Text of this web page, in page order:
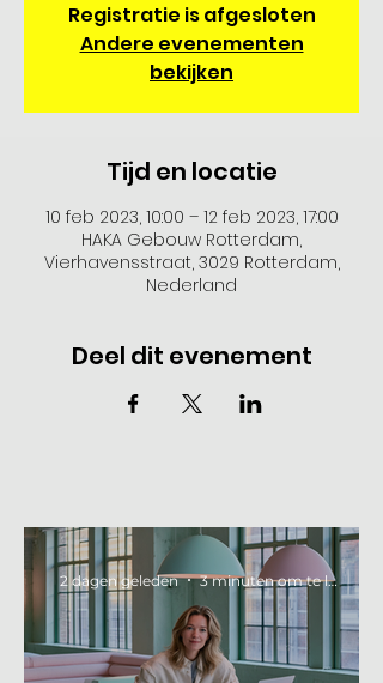
Registratie is afgesloten
Andere evenementen
bekijken
Tijd en locatie
10 feb 2023, 10:00 – 12 feb 2023, 17:00
HAKA Gebouw Rotterdam,
Vierhavensstraat, 3029 Rotterdam,
Nederland
Deel dit evenement
2 dagen geleden 3 minuten om te lezen